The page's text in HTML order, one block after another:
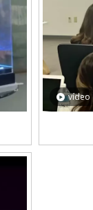
vídeo